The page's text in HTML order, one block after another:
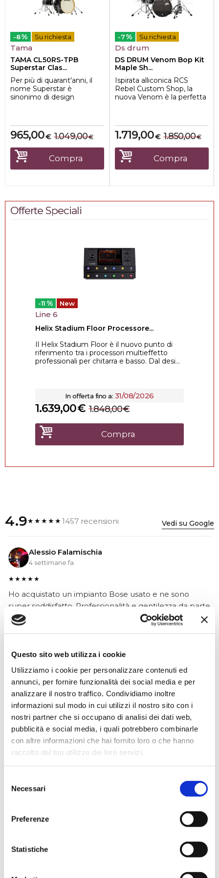
Questo sito web utilizza i cookie
Utilizziamo i cookie per personalizzare contenuti ed
annunci, per fornire funzionalità dei social media e per
analizzare il nostro traffico. Condividiamo inoltre
informazioni sul modo in cui utilizzi il nostro sito con i
nostri partner che si occupano di analisi dei dati web,
pubblicità e social media, i quali potrebbero combinarle
con altre informazioni che hai fornito loro o che hanno
raccolto dal tuo utilizzo dei loro servizi.
delNecessari
Preferenze
Statistiche
-8% Su richiesta
Tama
TAMA CL50RS-TPB
Superstar Clas...
Per più di quarant'anni, il
nome Superstar è
sinonimo di design
€
965,00 €
1.049,00
Compra
-7% Su richiesta
Ds drum
DS DRUM Venom Bop Kit
Maple Sh...
Ispirata alliconica RCS
Rebel Custom Shop, la
nuova Venom è la perfetta
€
1.719,00 €
1.850,00
Compra
Offerte Speciali
-11 % New
Line 6
Helix Stadium Floor Processore...
Il Helix Stadium Floor è il nuovo punto di
riferimento tra i processori multieffetto
professionali per chitarra e basso. Dal desi...
In offerta fino a: 31/08/2026
€
1.639,00 €
1.848,00
Compra
4.9★★★★★1457 recensioni Vedi su Google
Alessio Falamischia
4 settimane fa
★★★★★
Ho acquistato un impianto Bose usato e ne sono
super soddisfatto. Professionalità e gentilezza da parte
dello staff. Attrezzatura di qualità e buoni prezzi.
Hope Efrida
★★★★★
Ho acquistato un contrabbasso elettrico Stanzani, un
microfono professionale, amplificatore, cuffie, aste e
cavi vari come regali per il mio compagno. Lo
strumento è a dir poco meraviglioso e il resto dei
prodotti è di alto livello. I venditori son..
Ottima esperienza d’acquisto. Comunicazione
puntuale e cordiale, spedizione rapida e prodotti